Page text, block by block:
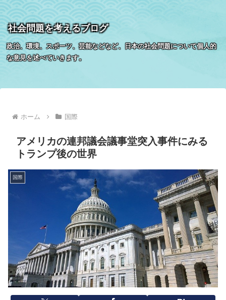
社会問題を考えるブログ
政治、環境、スポーツ、芸能などなど、日本の社会問題について個人的
な意見を述べていきます。
ホーム 国際
アメリカの連邦議会議事堂突入事件にみる
トランプ後の世界
国際